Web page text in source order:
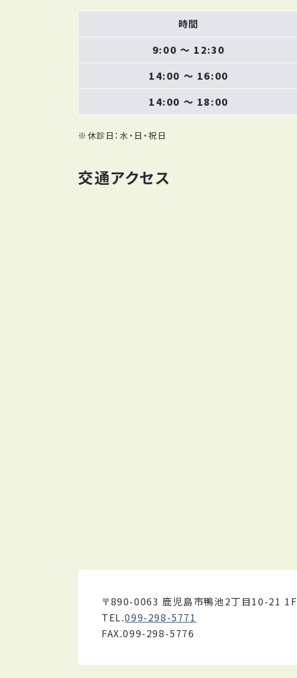
時間
9:00 〜 12:30
14:00 〜 16:00
14:00 〜 18:00
※休診日：水・日・祝日
交通アクセス
〒890-0063 鹿児島市鴨池2丁目10-21 1F
TEL.099-298-5771
FAX.099-298-5776